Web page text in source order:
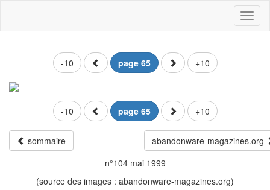
-10 page 65 +10
-10 page 65 +10
sommaire
abandonware-magazines.org
n°104 mai 1999
(source des images : abandonware-magazines.org)